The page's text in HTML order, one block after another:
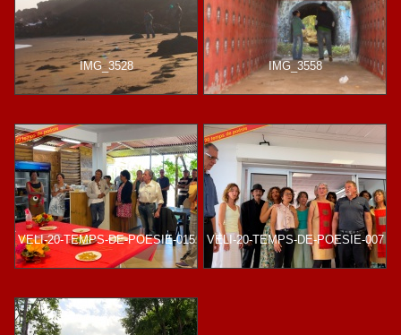
IMG_3528 IMG_3558
VELI-20-TEMPS-DE-POESIE-015 VELI-20-TEMPS-DE-POESIE-007